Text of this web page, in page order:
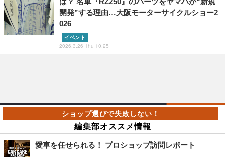
開発”する理由…大阪モーターサイクルショー2
026
イベント
2026.3.26 Thu 10:25
編集部オススメ情報
愛車を任せられる！ プロショップ訪問レポート